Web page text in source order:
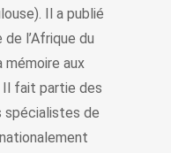
Il a publié
l’Afrique du
mémoire aux
Il fait partie des
spécialistes de